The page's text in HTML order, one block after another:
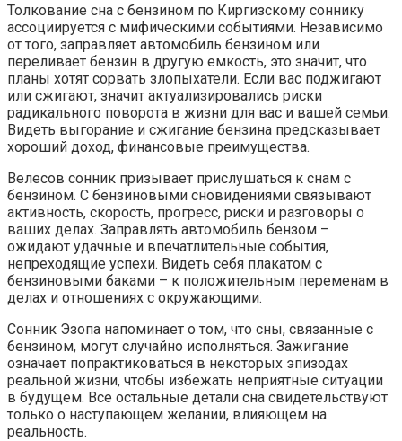
Толкование сна с бензином по Киргизскому соннику
ассоциируется с мифическими событиями. Независимо
от того, заправляет автомобиль бензином или
переливает бензин в другую емкость, это значит, что
планы хотят сорвать злопыхатели. Если вас поджигают
или сжигают, значит актуализировались риски
радикального поворота в жизни для вас и вашей семьи.
Видеть выгорание и сжигание бензина предсказывает
хороший доход, финансовые преимущества.
Велесов сонник призывает прислушаться к снам с
бензином. С бензиновыми сновидениями связывают
активность, скорость, прогресс, риски и разговоры о
ваших делах. Заправлять автомобиль бензом –
ожидают удачные и впечатлительные события,
непреходящие успехи. Видеть себя плакатом с
бензиновыми баками – к положительным переменам в
делах и отношениях с окружающими.
Сонник Эзопа напоминает о том, что сны, связанные с
бензином, могут случайно исполняться. Зажигание
означает попрактиковаться в некоторых эпизодах
реальной жизни, чтобы избежать неприятные ситуации
в будущем. Все остальные детали сна свидетельствуют
только о наступающем желании, влияющем на
реальность.